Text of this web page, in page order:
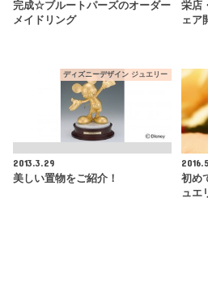
完成☆ブルートパーズのオーダー
メイドリング
栄店
ェア
ディズニーデザイン ジュエリー
2013.3.29
美しい置物をご紹介！
初め
ュエ